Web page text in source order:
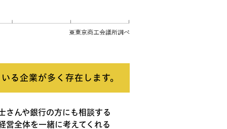
る企業が多く存在します。
さんや銀行の方にも相談する
営全体を一緒に考えてくれる